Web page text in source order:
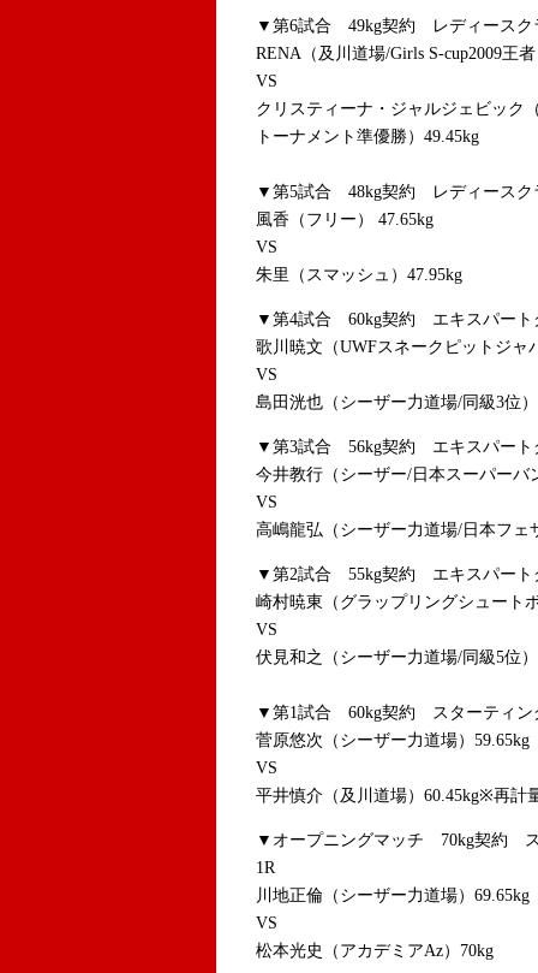
▼第6試合 49kg契約 レディースク
RENA（及川道場/Girls S-cup2009王
VS
クリスティーナ・ジャルジェビック
トーナメント準優勝）49.45kg
▼第5試合 48kg契約 レディースク
風香（フリー） 47.65kg
VS
朱里（スマッシュ）47.95kg
▼第4試合 60kg契約 エキスパート
歌川暁文（UWFスネークピットジャ
VS
島田洸也（シーザー力道場/同級3位
▼第3試合 56kg契約 エキスパート
今井教行（シーザー/日本スーパーバ
VS
高嶋龍弘（シーザー力道場/日本フェ
▼第2試合 55kg契約 エキスパート
崎村暁東（グラップリングシュート
VS
伏見和之（シーザー力道場/同級5位
▼第1試合 60kg契約 スターティン
菅原悠次（シーザー力道場）59.65kg
VS
平井慎介（及川道場）60.45kg※再計
▼オープニングマッチ 70kg契約
1R
川地正倫（シーザー力道場）69.65kg
VS
松本光史（アカデミアAz）70kg